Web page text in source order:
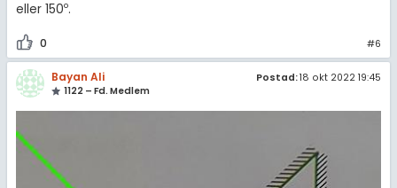
eller 150o.
0 #6
Bayan Ali
1122 – Fd. Medlem
Postad:18 okt 2022 19:45